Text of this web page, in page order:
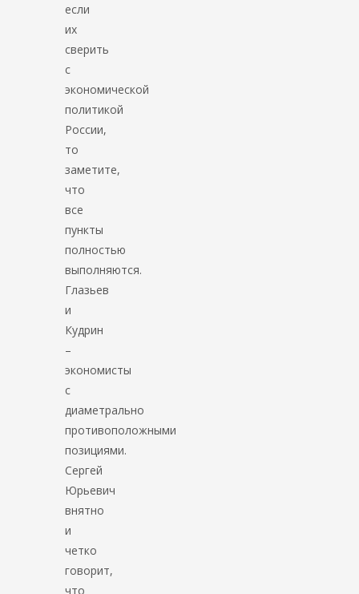
если
их
сверить
с
экономической
политикой
России,
то
заметите,
что
все
пункты
полностью
выполняются.
Глазьев
и
Кудрин
–
экономисты
с
диаметрально
противоположными
позициями.
Сергей
Юрьевич
внятно
и
четко
говорит,
что